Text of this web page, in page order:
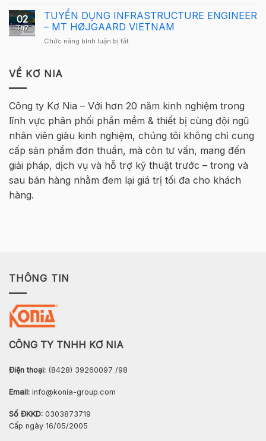
Nam
2026
Hà
2026
quay
lại
báo
tuyển
sinh
–
Bê
Cốt
thép
2026
–
Hà
Nội
02
Th7
TUYỂN DỤNG INFRASTRUCTURE ENGINEER
– MT HØJGAARD VIETNAM
Chức năng bình luận bị tắtở
MT
HØJGAARD
VIETNAM
VỀ KƠ NIA
Công ty Kơ Nia – Với hơn 20 năm kinh nghiệm trong
lĩnh vực phân phối phần mềm & thiết bị cùng đội ngũ
nhân viên giàu kinh nghiệm, chúng tôi không chỉ cung
cấp sản phẩm đơn thuần, mà còn tư vấn, mang đến
giải pháp, dịch vụ và hỗ trợ kỹ thuật trước – trong và
sau bán hàng nhằm đem lại giá trị tối đa cho khách
hàng.
THÔNG TIN
CÔNG TY TNHH KƠ NIA
Điện thoại: (8428) 39260097 /98
Email: info@konia-group.com
Số ĐKKD: 0303873719
Cấp ngày 16/05/2005